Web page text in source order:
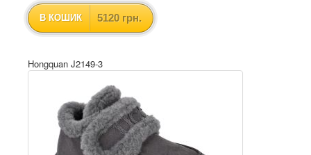
В КОШИК 5120 грн.
Hongquan J2149-3